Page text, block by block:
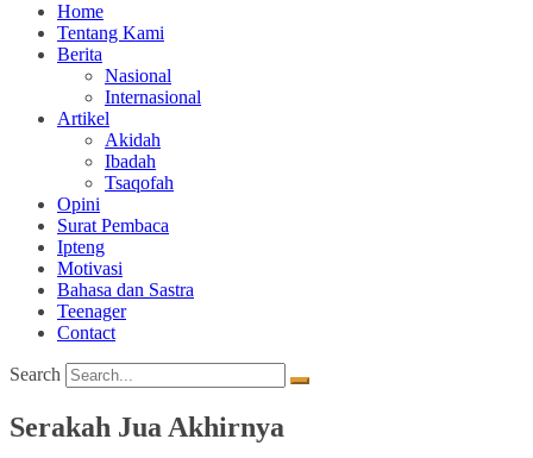
Home
Tentang Kami
Berita
Nasional
Internasional
Artikel
Akidah
Ibadah
Tsaqofah
Opini
Surat Pembaca
Ipteng
Motivasi
Bahasa dan Sastra
Teenager
Contact
Search
Serakah Jua Akhirnya